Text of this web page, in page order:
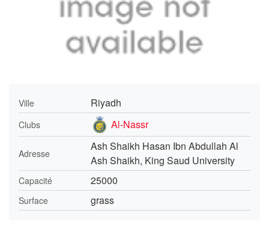
Ville Riyadh
Clubs Al-Nassr
Adresse
Ash Shaikh Hasan Ibn Abdullah Al
Ash Shaikh, King Saud University
Capacité 25000
Surface grass